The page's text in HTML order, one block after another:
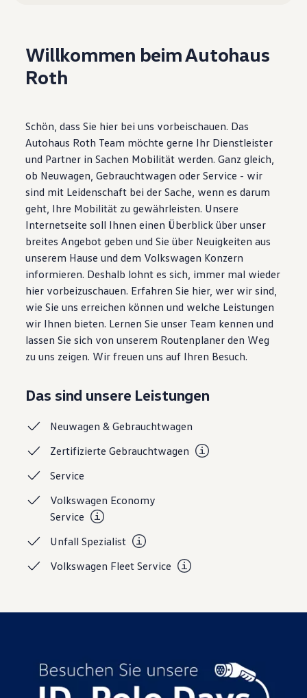
Pannen- und Unfallhilfe
Economy Service
Transport
Entertainment und Elektronik
Wallbox und Ladekabel
Digitale Extras
Dienste für Ihr Modell finden
Volkswagen Apps, Login und Shop
Handy und Fahrzeug verbinden
Updates für Software, Karten und Radio
Über Ihr Auto
Vorgängermodelle
Kundeninformationen
Volkswagen Kundenbetreuung
Warn- und Kontrollleuchten
Digitale Betriebsanleitung
Live Beratung
Magazin
Transport
Volkswagen R
Volkswagen Kundenbetreuung
Willkommen beim Autohaus
Roth
Schön, dass Sie hier bei uns vorbeischauen. Das
Autohaus Roth Team möchte gerne Ihr Dienstleister
und Partner in Sachen Mobilität werden. Ganz gleich,
ob Neuwagen, Gebrauchtwagen oder Service - wir
sind mit Leidenschaft bei der Sache, wenn es darum
geht, Ihre Mobilität zu gewährleisten. Unsere
Internetseite soll Ihnen einen Überblick über unser
breites Angebot geben und Sie über Neuigkeiten aus
unserem Hause und dem Volkswagen Konzern
informieren. Deshalb lohnt es sich, immer mal wieder
hier vorbeizuschauen. Erfahren Sie hier, wer wir sind,
wie Sie uns erreichen können und welche Leistungen
wir Ihnen bieten. Lernen Sie unser Team kennen und
lassen Sie sich von unserem Routenplaner den Weg
zu uns zeigen. Wir freuen uns auf Ihren Besuch.
Das sind unsere Leistungen
Neuwagen &Gebrauchtwagen
ZertifizierteGebrauchtwagen
Service
Volkswagen Economy
Service
UnfallSpezialist
Volkswagen FleetService